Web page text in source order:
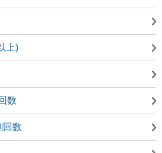
上)
数
回数